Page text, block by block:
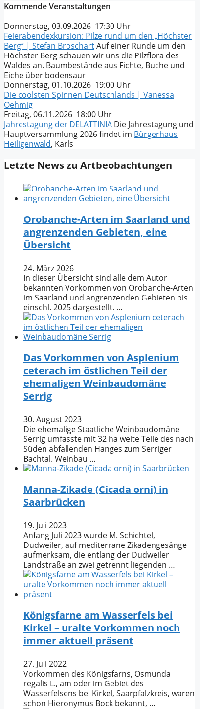
Kommende Veranstaltungen
Donnerstag, 03.09.2026 17:30 Uhr
Feierabendexkursion: Pilze rund um den „Höchster
Berg“ | Stefan BroschartAuf einer Runde um den
Höchster Berg schauen wir uns die Pilzflora des
Waldes an. Baumbestände aus Fichte, Buche und
Eiche über bodensaur
Donnerstag, 01.10.2026 19:00 Uhr
Die coolsten Spinnen Deutschlands | Vanessa
Oehmig
Freitag, 06.11.2026 18:00 Uhr
Jahrestagung der DELATTINIA Die Jahrestagung und
Hauptversammlung 2026 findet im Bürgerhaus
Heiligenwald, Karls
Letzte News zu Artbeobachtungen
Orobanche-Arten im Saarland und
angrenzenden Gebieten, eine
Übersicht
24. März 2026
In dieser Übersicht sind alle dem Autor
bekannten Vorkommen von Orobanche-Arten
im Saarland und angrenzenden Gebieten bis
einschl. 2025 dargestellt. …
Das Vorkommen von Asplenium
ceterach im östlichen Teil der
ehemaligen Weinbaudomäne
Serrig
30. August 2023
Die ehemalige Staatliche Weinbaudomäne
Serrig umfasste mit 32 ha weite Teile des nach
Süden abfallenden Hanges zum Serriger
Bachtal. Weinbau …
Manna-Zikade (Cicada orni) in
Saarbrücken
19. Juli 2023
Anfang Juli 2023 wurde M. Schichtel,
Dudweiler, auf mediterrane Zikadengesänge
aufmerksam, die entlang der Dudweiler
Landstraße an zwei getrennt liegenden …
Königsfarne am Wasserfels bei
Kirkel – uralte Vorkommen noch
immer aktuell präsent
27. Juli 2022
Vorkommen des Königsfarns, Osmunda
regalis L., am oder im Gebiet des
Wasserfelsens bei Kirkel, Saarpfalzkreis, waren
schon Hieronymus Bock bekannt, …